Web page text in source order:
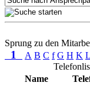
Sprung zu den
1 A B C f G H K L
Name